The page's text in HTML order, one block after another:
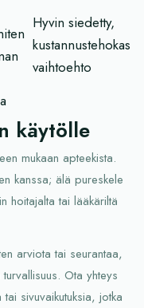
Hyvin siedetty,
kustannustehokas
vaihtoehto
käytölle
mukaan apteekista.
kanssa; älä pureskele
hoitajalta tai lääkäriltä
arviota tai seurantaa,
Ota yhteys
sivuvaikutuksia, jotka